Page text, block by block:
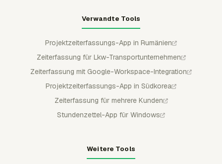
Verwandte Tools
Projektzeiterfassungs-App in Rumänien
Zeiterfassung für Lkw-Transportunternehmen
Zeiterfassung mit Google-Workspace-Integration
Projektzeiterfassungs-App in Südkorea
Zeiterfassung für mehrere Kunden
Stundenzettel-App für Windows
Weitere Tools